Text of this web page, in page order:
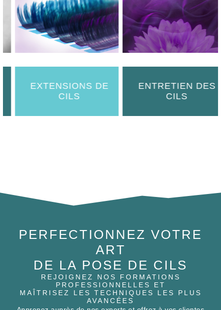
EXTENSIONS DE
ENTRETIEN DES
PERFECTIONNEZ VOTRE
ART
DE LA POSE DE CILS
REJOIGNEZ NOS FORMATIONS
PROFESSIONNELLES ET
MAÎTRISEZ LES TECHNIQUES LES PLUS